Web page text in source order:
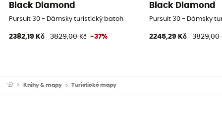
Black Diamond
Pursuit 30 - Dámsky turistický batoh
2382,19 Kč 3829,00 Kč -37%
Black Diamond
Pursuit 30 - Dámsky
2245,29 Kč 3829,00
Knihy & mapy Turistické mapy